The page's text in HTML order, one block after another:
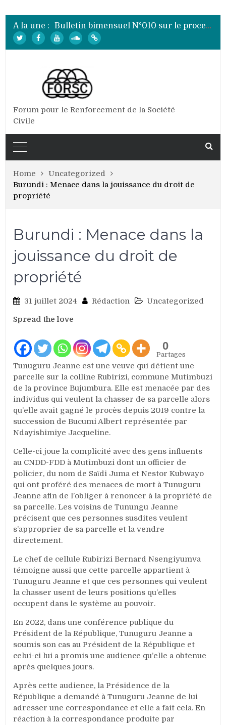
A la une :
Bulletin bimensuel N°010 sur le processus électoral de 2020 au Burundi
Bulletin bimensuel N°009 sur le processus électoral de 2020 au Burundi
Bulletin bimensuel N°007 sur le processus électoral de 2020 au Burundi
Forum pour le Renforcement de la Société
Civile
Home
Uncategorized
Burundi : Menace dans la jouissance du droit de
propriété
Burundi : Menace dans la
jouissance du droit de
propriété
31 juillet 2024 Rédaction
Uncategorized
Spread the love
0
Partages
Tunuguru Jeanne est une veuve qui détient une
parcelle sur la colline Rubirizi, commune Mutimbuzi
de la province Bujumbura. Elle est menacée par des
individus qui veulent la chasser de sa parcelle alors
qu’elle avait gagné le procès depuis 2019 contre la
succession de Bucumi Albert représentée par
Ndayishimiye Jacqueline.
Celle-ci joue la complicité avec des gens influents
au CNDD-FDD à Mutimbuzi dont un officier de
policier, du nom de Saϊdi Juma et Nestor Kubwayo
qui ont proféré des menaces de mort à Tunuguru
Jeanne afin de l’obliger à renoncer à la propriété de
sa parcelle. Les voisins de Tunungu Jeanne
précisent que ces personnes susdites veulent
s’approprier de sa parcelle et la vendre
directement.
Le chef de cellule Rubirizi Bernard Nsengiyumva
témoigne aussi que cette parcelle appartient à
Tunuguru Jeanne et que ces personnes qui veulent
la chasser usent de leurs positions qu’elles
occupent dans le système au pouvoir.
En 2022, dans une conférence publique du
Président de la République, Tunuguru Jeanne a
soumis son cas au Président de la République et
celui-ci lui a promis une audience qu’elle a obtenue
après quelques jours.
Après cette audience, la Présidence de la
République a demandé à Tunuguru Jeanne de lui
adresser une correspondance et elle a fait cela. En
réaction à la correspondance produite par